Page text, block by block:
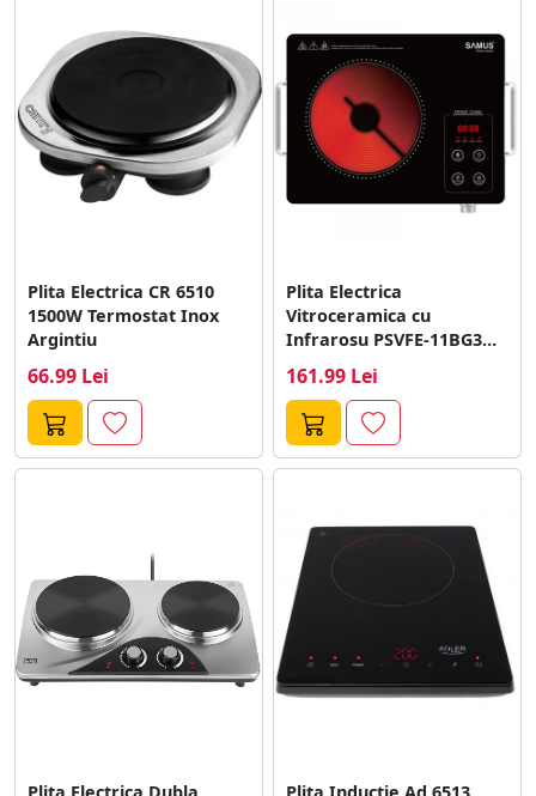
Plita Electrica CR 6510
1500W Termostat Inox
Argintiu
66.99 Lei
Plita Electrica
Vitroceramica cu
Infrarosu PSVFE-11BG3
Temporizator Negru
161.99 Lei